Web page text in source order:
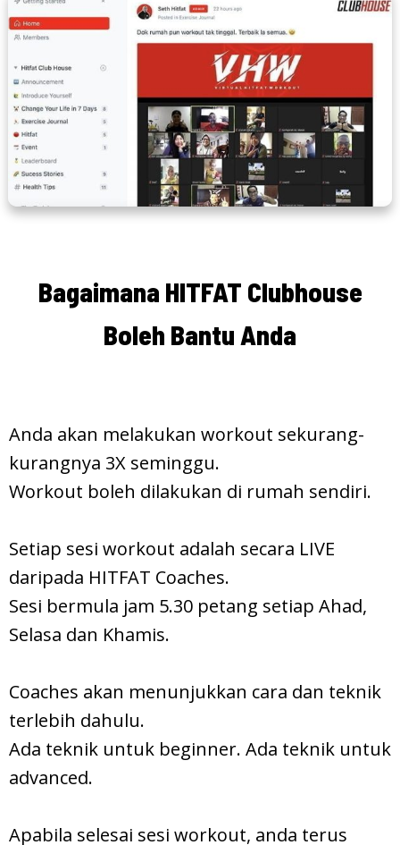
Bagaimana HITFAT Clubhouse
Boleh Bantu Anda
Anda akan melakukan workout sekurang-
kurangnya 3X seminggu.
Workout boleh dilakukan di rumah sendiri.
Setiap sesi workout adalah secara LIVE
daripada HITFAT Coaches.
Sesi bermula jam 5.30 petang setiap Ahad,
Selasa dan Khamis.
Coaches akan menunjukkan cara dan teknik
terlebih dahulu.
Ada teknik untuk beginner. Ada teknik untuk
advanced.
Apabila selesai sesi workout, anda terus